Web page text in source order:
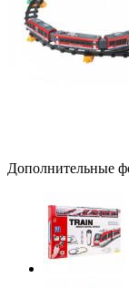
Дополнительные